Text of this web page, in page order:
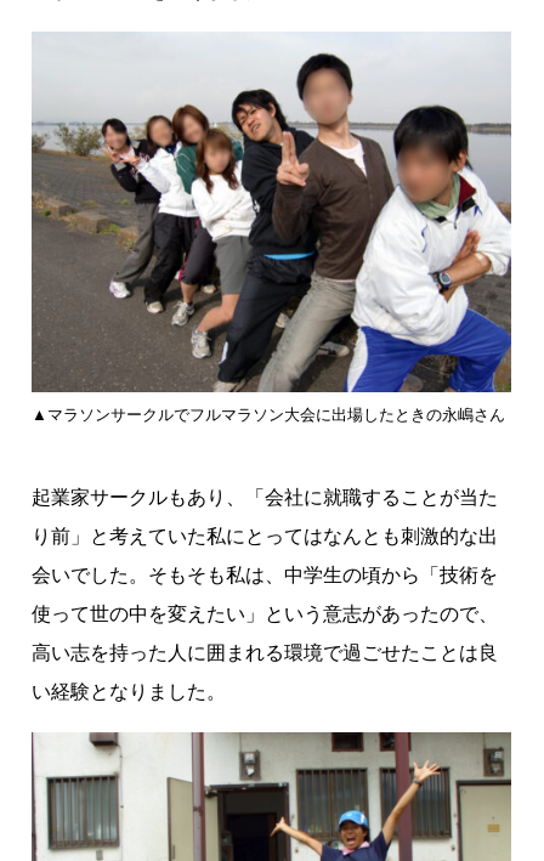
▲マラソンサークルでフルマラソン大会に出場したときの永嶋さん
起業家サークルもあり、「会社に就職することが当た
り前」と考えていた私にとってはなんとも刺激的な出
会いでした。そもそも私は、中学生の頃から「技術を
使って世の中を変えたい」という意志があったので、
高い志を持った人に囲まれる環境で過ごせたことは良
い経験となりました。